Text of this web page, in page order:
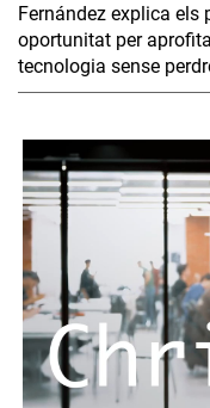
Fernández explica els
oportunitat per
tecnologia sense